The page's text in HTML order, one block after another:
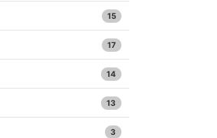
15
17
14
13
3